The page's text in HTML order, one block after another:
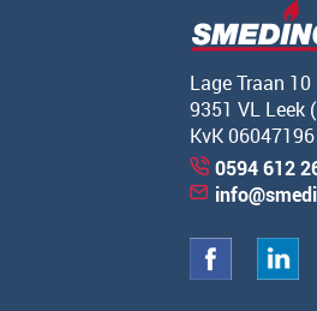
Lage Traan 10
9351 VL Leek
KvK 06047196
0594 612